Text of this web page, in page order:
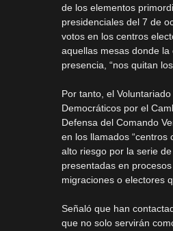
de los elementos
presidenciales del 7 de
votos en los centros
aquellas mesas donde la
presencia, “nos quitan los
Por tanto, el
Democráticos por el
Defensa del Comando
en los llamados “centros
alto riesgo por la serie
presentadas en
migraciones o electores
Señaló que han
que no solo servirán